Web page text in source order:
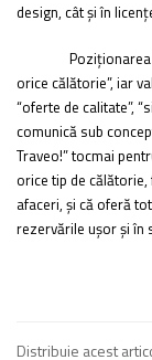
design, cât și în
orice călătorie”, iar
“oferte de calitate”,
comunică sub
Traveo!” tocmai
orice tip de
afaceri, și că oferă
rezervările ușor și în
Distribuie acest